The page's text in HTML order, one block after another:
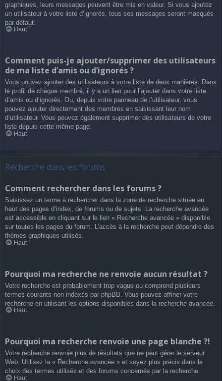
graphiques, leurs messages peuvent être mis en valeur. Si vous ajoutez
un utilisateur à votre liste d’ignorés, tous ses messages seront masqués
par défaut.
Haut
Comment puis-je ajouter/supprimer des utilisateurs
de ma liste d’amis ou d’ignorés ?
Vous pouvez ajouter des utilisateurs à votre liste de deux manières. Dans
le profil de chaque membre, il y a un lien pour l’ajouter dans votre liste
d’amis ou d’ignorés. Ou, depuis votre panneau de l’utilisateur, vous
pouvez ajouter directement des membres en saisissant leur nom
d’utilisateur. Vous pouvez également supprimer des utilisateurs de votre
liste depuis cette même page.
Haut
Recherche dans les forums
Comment rechercher dans les forums ?
Saisissez un terme à rechercher dans la zone de recherche située en
haut des pages d’index, de forums ou de sujets. La recherche avancée
est accessible en cliquant sur le lien « Recherche avancée » disponible
sur toutes les pages du forum. L’accès à la recherche peut dépendre des
thèmes graphiques utilisés.
Haut
Pourquoi ma recherche ne renvoie aucun résultat ?
Votre recherche est probablement trop vague ou comprend plusieurs
termes courants non indexés par phpBB. Vous pouvez affiner votre
recherche en utilisant les options disponibles dans la recherche avancée.
Haut
Pourquoi ma recherche renvoie une page blanche ?!
Votre recherche renvoie plus de résultats que ne peut gérer le serveur
Web. Utilisez la « Recherche avancée » et soyez plus précis dans le
choix des termes utilisés et des forums concernés par la recherche.
Haut